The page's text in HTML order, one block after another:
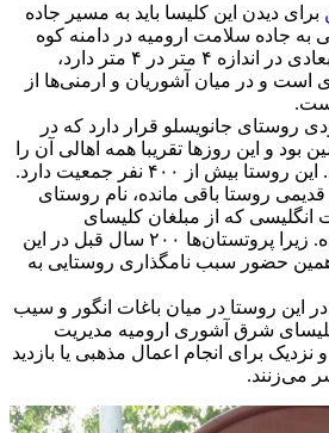
برای دیدن این کلیسا باید به مسیر جاده
جاده سلامت ارومیه در دامنه کوه
سیر بروید. این کلیسا که ابعادی در اندازه ۴ متر در ۴ متر دارد،
است و در میان آشوریان و ارمنی‌ها از
روستای جانویسلو قرار دارد که در
و این روزها تقریبا همه اهالی آن را
از ۴۰۰ نفر جمعیت دارد.
روستا باقی مانده، نام روستای
انگلیسی که از مبلغان کلیسای
پروتستان بوده، گرفته شده. زیرا پروتستان‌ها ۲۰۰ سال قبل در این
حضور سبب نامگذاری روستایی به
این روستا در میان باغات انگور و سیب
شرق آشوری ارومیه مدیریت
برای انجام اعمال مذهبی یا بازدید
می‌زنند.